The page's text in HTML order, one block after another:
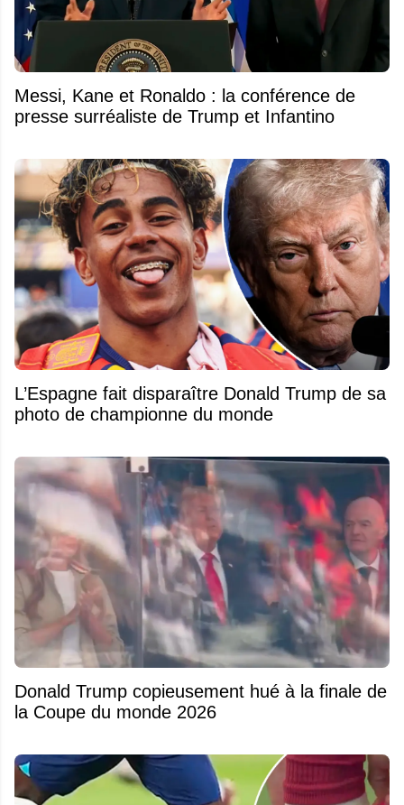
Messi, Kane et Ronaldo : la conférence de
presse surréaliste de Trump et Infantino
L’Espagne fait disparaître Donald Trump de sa
photo de championne du monde
Donald Trump copieusement hué à la finale de
la Coupe du monde 2026